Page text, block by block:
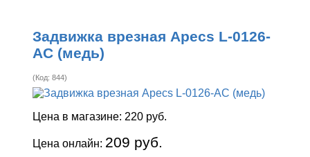
Задвижка врезная Apecs L-0126-
AC (медь)
(Код:844)
Цена в магазине: 220 руб.
Цена онлайн: 209 руб.